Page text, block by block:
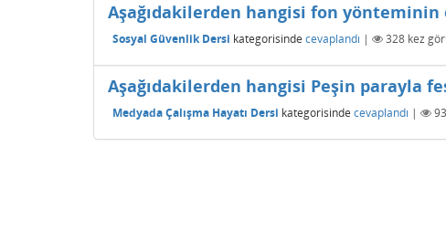
Aşağıdakilerden hangisi fon
Sosyal Güvenlik Dersi kategorisinde cevaplandı | 328 kez
Aşağıdakilerden hangisi Peşin parayla
Medyada Çalışma Hayatı Dersi kategorisinde cevaplandı |